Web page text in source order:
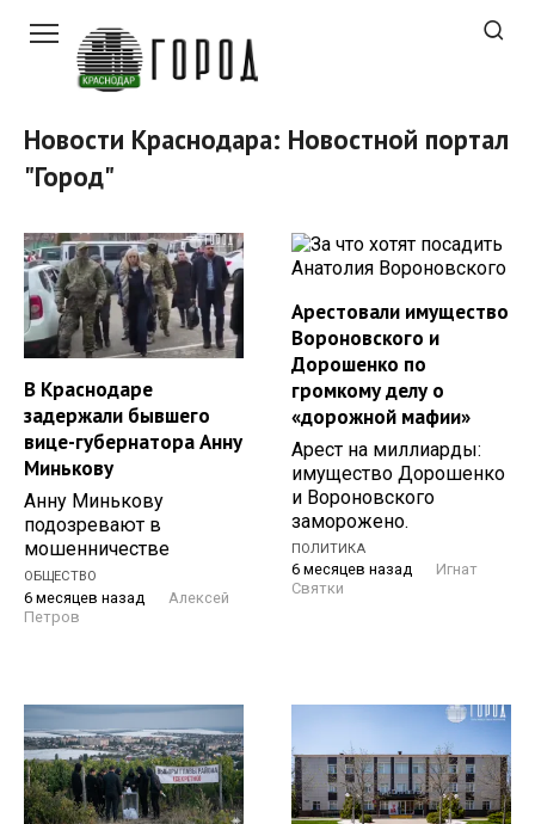
контенту
Новости Краснодара: Новостной портал
"Город"
В Краснодаре
задержали бывшего
вице-губернатора Анну
Минькову
Анну Минькову
подозревают в
мошенничестве
ОБЩЕСТВО
6 месяцев назад
Алексей
Петров
Арестовали имущество
Вороновского и
Дорошенко по
громкому делу о
«дорожной мафии»
Арест на миллиарды:
имущество Дорошенко
и Вороновского
заморожено.
ПОЛИТИКА
6 месяцев назад
Игнат
Святки